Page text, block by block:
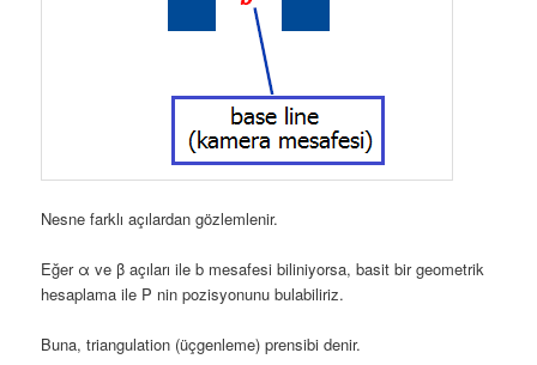
Nesne farklı açılardan gözlemlenir.
Eğer α ve β açıları ile b mesafesi biliniyorsa, basit bir geometrik
hesaplama ile P nin pozisyonunu bulabiliriz.
Buna, triangulation (üçgenleme) prensibi denir.